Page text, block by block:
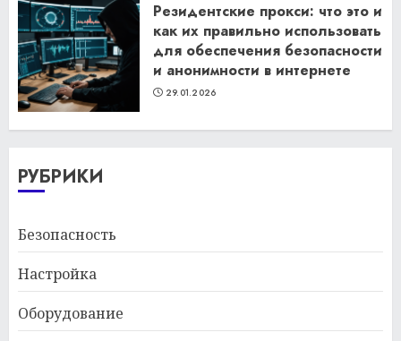
Резидентские прокси: что это и
как их правильно использовать
для обеспечения безопасности
и анонимности в интернете
29.01.2026
РУБРИКИ
Безопасность
Настройка
Оборудование